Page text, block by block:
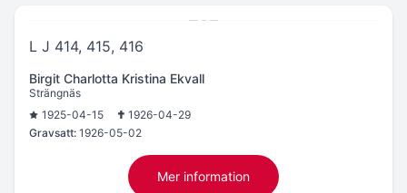
L J 414, 415, 416
Birgit Charlotta Kristina Ekvall
Strängnäs
1925-04-15
1926-04-29
Gravsatt: 1926-05-02
Mer information